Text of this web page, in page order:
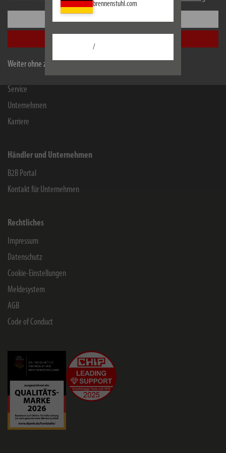
Weiter ohne zu akzeptieren
brennenstuhl.com
/
Informationen
Herstellergarantie
Service
Unternehmen
Karriere
Händler und Unternehmen
B2B Portal
Kontakt für Unternehmen
Rechtliches
Impressum
Datenschutz
Cookie-Einstellungen
Meldesystem
AGB
Code of Conduct